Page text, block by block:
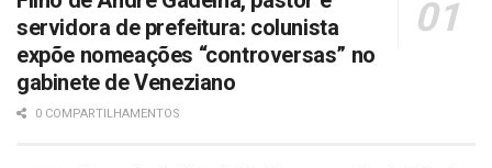
servidora de prefeitura: colunista
expõe nomeações “controversas” no
gabinete de Veneziano
0 COMPARTILHAMENTOS